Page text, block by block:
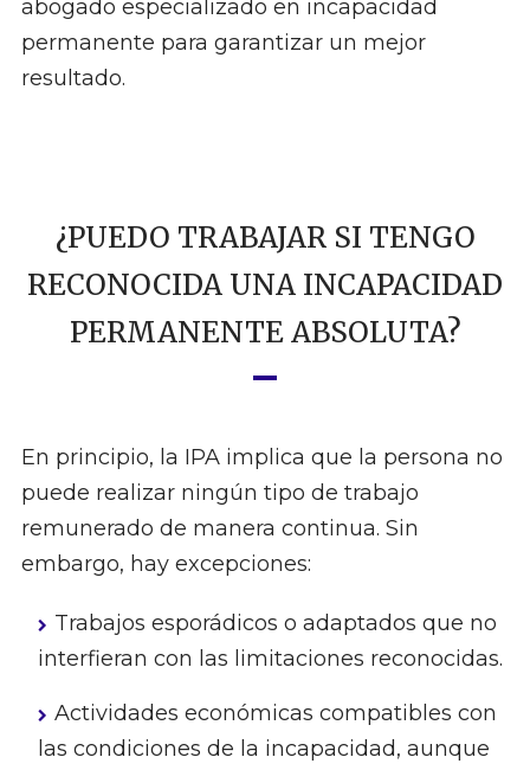
abogado especializado en incapacidad
permanente para garantizar un mejor
resultado.
¿PUEDO TRABAJAR SI TENGO
RECONOCIDA UNA INCAPACIDAD
PERMANENTE ABSOLUTA?
En principio, la IPA implica que la persona no
puede realizar ningún tipo de trabajo
remunerado de manera continua. Sin
embargo, hay excepciones:
Trabajos esporádicos o adaptados que no
interfieran con las limitaciones reconocidas.
Actividades económicas compatibles con
las condiciones de la incapacidad, aunque